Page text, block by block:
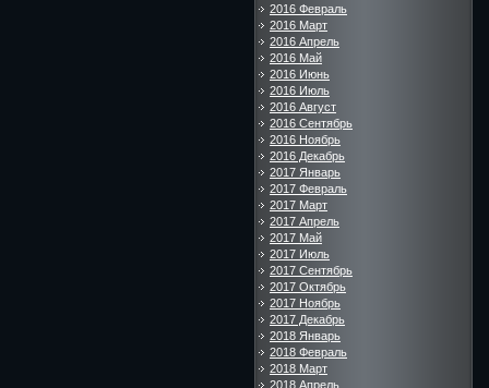
2016 Февраль
2016 Март
2016 Апрель
2016 Май
2016 Июнь
2016 Июль
2016 Август
2016 Сентябрь
2016 Ноябрь
2016 Декабрь
2017 Январь
2017 Февраль
2017 Март
2017 Апрель
2017 Май
2017 Июль
2017 Сентябрь
2017 Октябрь
2017 Ноябрь
2017 Декабрь
2018 Январь
2018 Февраль
2018 Март
2018 Апрель